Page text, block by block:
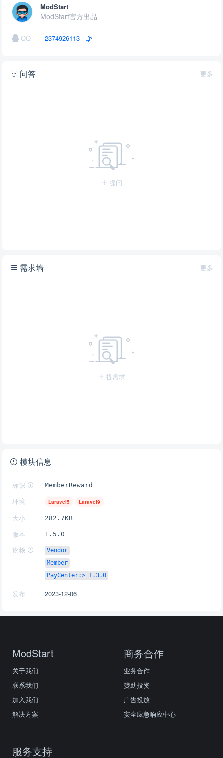
ModStart
ModStart官方出品
QQ 2374926113
更多
问答
提问
更多
需求墙
提需求
模块信息
标识 MemberReward
环境 Laravel5 Laravel9
大小 282.7KB
版本 1.5.0
依赖
Vendor
Member
PayCenter:>=1.3.0
发布 2023-12-06
ModStart
关于我们
联系我们
加入我们
解决方案
商务合作
业务合作
赞助投资
广告投放
安全应急响应中心
服务支持